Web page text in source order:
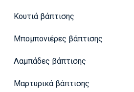
Κουτιά βάπτισης
Μπομπονιέρες βάπτισης
Λαμπάδες βάπτισης
Μαρτυρικά βάπτισης